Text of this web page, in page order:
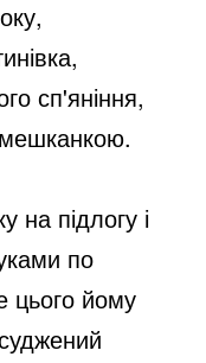
сп'яніння,
на підлогу і
по
цього йому